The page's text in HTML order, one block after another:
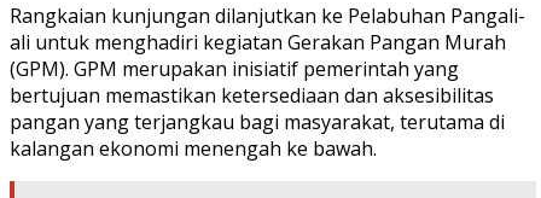
Rangkaian kunjungan dilanjutkan ke Pelabuhan Pangali-
ali untuk menghadiri kegiatan Gerakan Pangan Murah
(GPM). GPM merupakan inisiatif pemerintah yang
bertujuan memastikan ketersediaan dan aksesibilitas
pangan yang terjangkau bagi masyarakat, terutama di
kalangan ekonomi menengah ke bawah.